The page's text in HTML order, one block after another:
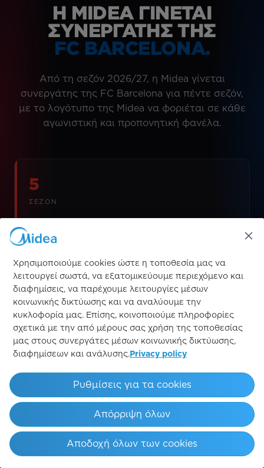
Η MIDEA ΓΊΝΕΤΑΙ
ΣΥΝΕΡΓΆΤΗΣ ΤΗΣ
FC BARCELONA.
Από τη σεζόν 2026/27, η Midea γίνεται
συνεργάτης της FC Barcelona για πέντε σεζόν,
με το λογότυπο της Midea να φοριέται σε κάθε
αγωνιστική και προπονητική φανέλα.
5
ΣΕΖΌΝ
2026/27
ΣΕΖΌΝ ΈΝΑΡΞΗΣ
Μανίκι
ΘΈΣΗ ΛΟΓΟΤΎΠΟΥ
SAGRADA FAMÍLIA ARC DE
Χρησιμοποιούμε cookies ώστε η τοποθεσία μας να
λειτουργεί σωστά, να εξατομικεύουμε περιεχόμενο και
διαφημίσεις, να παρέχουμε λειτουργίες μέσων
κοινωνικής δικτύωσης και να αναλύουμε την
κυκλοφορία μας. Επίσης, κοινοποιούμε πληροφορίες
σχετικά με την από μέρους σας χρήση της τοποθεσίας
μας στους συνεργάτες μέσων κοινωνικής δικτύωσης,
διαφημίσεων και ανάλυσης. Privacy policy
Απόρριψη όλων
Αποδοχή όλων των cookies
Ρυθμίσεις για τα cookies